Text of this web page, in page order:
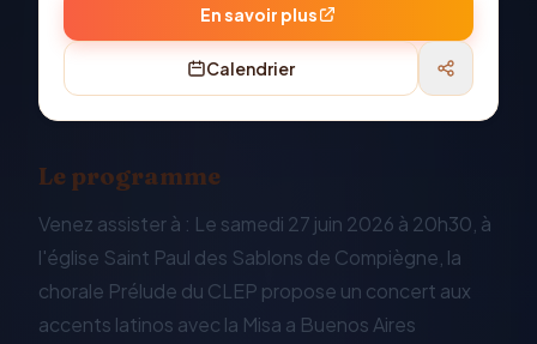
En savoir plus
Calendrier
Le programme
Venez assister à : Le samedi 27 juin 2026 à 20h30, à
l'église Saint Paul des Sablons de Compiègne, la
chorale Prélude du CLEP propose un concert aux
accents latinos avec la Misa a Buenos Aires